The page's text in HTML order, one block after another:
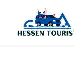
springen